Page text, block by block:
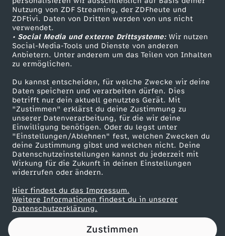
Nutzung von ZDF Streaming, der ZDFheute und
ZDFtivi. Daten von Dritten werden von uns nicht
verwendet.
• Social Media und externe Drittsysteme:Wir nutzen
Social-Media-Tools und Dienste von anderen
Anbietern. Unter anderem um das Teilen von Inhalten
zu ermöglichen.
Du kannst entscheiden, für welche Zwecke wir deine
Daten speichern und verarbeiten dürfen. Dies
betrifft nur dein aktuell genutztes Gerät. Mit
"Zustimmen" erklärst du deine Zustimmung zu
unserer Datenverarbeitung, für die wir deine
Einwilligung benötigen. Oder du legst unter
"Einstellungen/Ablehnen" fest, welchen Zwecken du
deine Zustimmung gibst und welchen nicht. Deine
Datenschutzeinstellungen kannst du jederzeit mit
Wirkung für die Zukunft in deinen Einstellungen
widerrufen oder ändern.
Hier findest du das Impressum.
Weitere Informationen findest du in unserer
Datenschutzerklärung.
Zustimmen
a
i
-
K
n
a
s
t
g
ZDF Unternehmen
Karriere
ZDF goes Schule
Werbefernsehen
Mainzelmännchen
Partner